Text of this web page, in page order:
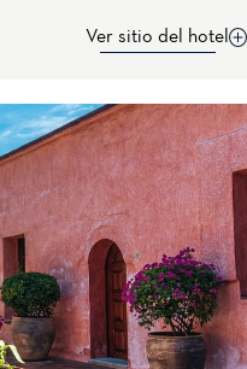
Ver sitio del hotel